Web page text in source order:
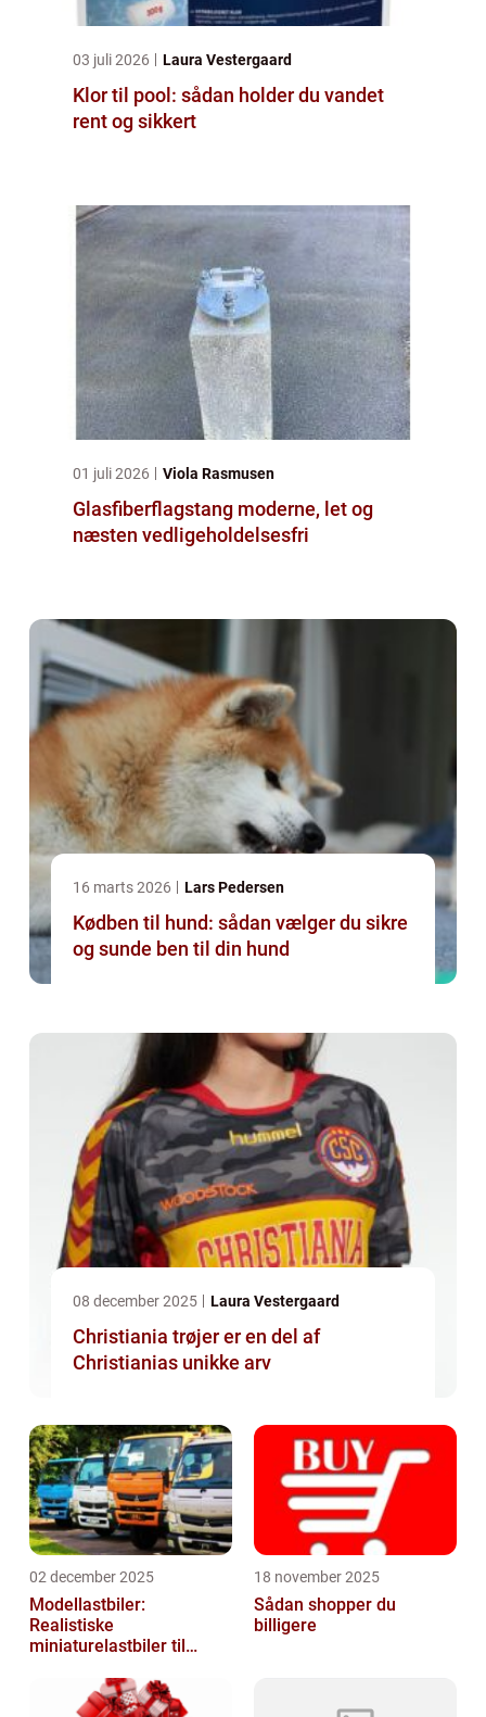
03 juli 2026 Laura Vestergaard
Klor til pool: sådan holder du vandet
rent og sikkert
01 juli 2026 Viola Rasmusen
Glasfiberflagstang moderne, let og
næsten vedligeholdelsesfri
16 marts 2026 Lars Pedersen
Kødben til hund: sådan vælger du sikre
og sunde ben til din hund
08 december 2025 Laura Vestergaard
Christiania trøjer er en del af
Christianias unikke arv
02 december 2025
Modellastbiler:
Realistiske
miniaturelastbiler til
18 november 2025
Sådan shopper du
billigere